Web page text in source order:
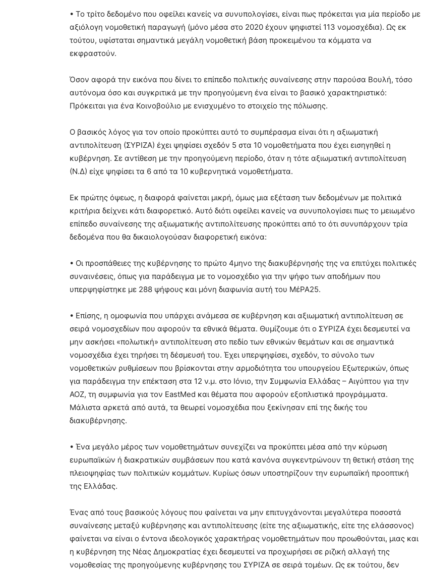
• Το τρίτο δεδομένο που οφείλει κανείς να συνυπολογίσει, είναι πως πρόκειται για μία περίοδο με
αξιόλογη νομοθετική παραγωγή (μόνο μέσα στο 2020 έχουν ψηφιστεί 113 νομοσχέδια). Ως εκ
τούτου, υφίσταται σημαντικά μεγάλη νομοθετική βάση προκειμένου τα κόμματα να
εκφραστούν.
Όσον αφορά την εικόνα που δίνει το επίπεδο πολιτικής συναίνεσης στην παρούσα Βουλή, τόσο
αυτόνομα όσο και συγκριτικά με την προηγούμενη ένα είναι το βασικό χαρακτηριστικό:
Πρόκειται για ένα Κοινοβούλιο με ενισχυμένο το στοιχείο της πόλωσης.
Ο βασικός λόγος για τον οποίο προκύπτει αυτό το συμπέρασμα είναι ότι η αξιωματική
αντιπολίτευση (ΣΥΡΙΖΑ) έχει ψηφίσει σχεδόν 5 στα 10 νομοθετήματα που έχει εισηγηθεί η
κυβέρνηση. Σε αντίθεση με την προηγούμενη περίοδο, όταν η τότε αξιωματική αντιπολίτευση
(Ν.Δ) είχε ψηφίσει τα 6 από τα 10 κυβερνητικά νομοθετήματα.
Εκ πρώτης όψεως, η διαφορά φαίνεται μικρή, όμως μια εξέταση των δεδομένων με πολιτικά
κριτήρια δείχνει κάτι διαφορετικό. Αυτό διότι οφείλει κανείς να συνυπολογίσει πως το μειωμένο
επίπεδο συναίνεσης της αξιωματικής αντιπολίτευσης προκύπτει από το ότι συνυπάρχουν τρία
δεδομένα που θα δικαιολογούσαν διαφορετική εικόνα:
• Οι προσπάθειες της κυβέρνησης το πρώτο 4μηνο της διακυβέρνησής της να επιτύχει πολιτικές
συναινέσεις, όπως για παράδειγμα με το νομοσχέδιο για την ψήφο των αποδήμων που
υπερψηφίστηκε με 288 ψήφους και μόνη διαφωνία αυτή του ΜέΡΑ25.
• Επίσης, η ομοφωνία που υπάρχει ανάμεσα σε κυβέρνηση και αξιωματική αντιπολίτευση σε
σειρά νομοσχεδίων που αφορούν τα εθνικά θέματα. Θυμίζουμε ότι o ΣΥΡΙΖΑ έχει δεσμευτεί να
μην ασκήσει «πολωτική» αντιπολίτευση στο πεδίο των εθνικών θεμάτων και σε σημαντικά
νομοσχέδια έχει τηρήσει τη δέσμευσή του. Έχει υπερψηφίσει, σχεδόν, το σύνολο των
νομοθετικών ρυθμίσεων που βρίσκονται στην αρμοδιότητα του υπουργείου Εξωτερικών, όπως
για παράδειγμα την επέκταση στα 12 ν.μ. στο Ιόνιο, την Συμφωνία Ελλάδας – Αιγύπτου για την
ΑΟΖ, τη συμφωνία για τον EastMed και θέματα που αφορούν εξοπλιστικά προγράμματα.
Μάλιστα αρκετά από αυτά, τα θεωρεί νομοσχέδια που ξεκίνησαν επί της δικής του
διακυβέρνησης.
• Ένα μεγάλο μέρος των νομοθετημάτων συνεχίζει να προκύπτει μέσα από την κύρωση
ευρωπαϊκών ή διακρατικών συμβάσεων που κατά κανόνα συγκεντρώνουν τη θετική στάση της
πλειοψηφίας των πολιτικών κομμάτων. Κυρίως όσων υποστηρίζουν την ευρωπαϊκή προοπτική
της Ελλάδας.
Ένας από τους βασικούς λόγους που φαίνεται να μην επιτυγχάνονται μεγαλύτερα ποσοστά
συναίνεσης μεταξύ κυβέρνησης και αντιπολίτευσης (είτε της αξιωματικής, είτε της ελάσσονος)
φαίνεται να είναι ο έντονα ιδεολογικός χαρακτήρας νομοθετημάτων που προωθούνται, μιας και
η κυβέρνηση της Νέας Δημοκρατίας έχει δεσμευτεί να προχωρήσει σε ριζική αλλαγή της
νομοθεσίας της προηγούμενης κυβέρνησης του ΣΥΡΙΖΑ σε σειρά τομέων. Ως εκ τούτου, δεν